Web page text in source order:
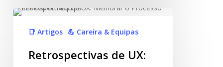
📑 Artigos 💪 Careira & Equipas
Retrospectivas de UX: